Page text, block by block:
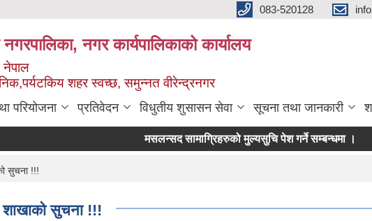
083-520128
नगर कार्यपालिकाको कार्यालय
नेपाल
शहर स्वच्छ, समुन्नत वीरेन्द्रनगर
परियोजना प्रतिवेदन विधुतीय शुसासन सेवा सूचना तथा जानकारी
मसलन्सद सामाग्रिहरुको मुल्यसुचि पेश गर्ने सम्बन्धमा ।
सुचना !!!
शाखाको सुचना !!!